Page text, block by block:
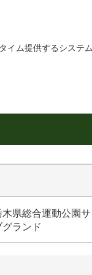
ム提供するシステム
県総合運動公園
グランド